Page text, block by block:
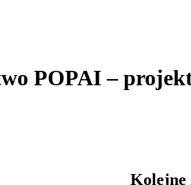
POPAI –
Kolejne